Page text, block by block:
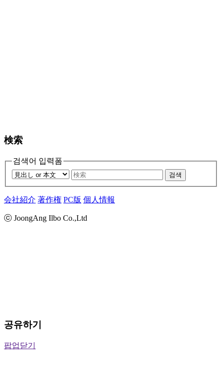
検索
검색어 입력폼
검색
会社紹介 著作権 PC版 個人情報
ⓒ JoongAng Ilbo Co.,Ltd
공유하기
팝업닫기